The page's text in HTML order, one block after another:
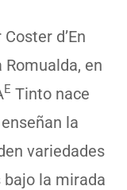
d’En
Romualda, en
E Tinto nace
la
variedades
la mirada